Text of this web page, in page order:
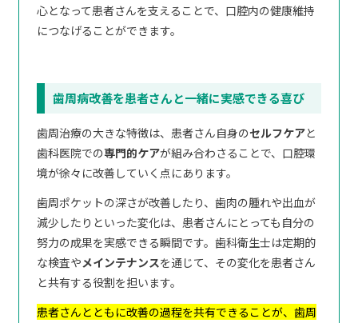
心となって患者さんを支えることで、口腔内の健康維持
につなげることができます。
歯周病改善を患者さんと一緒に実感できる喜び
歯周治療の大きな特徴は、患者さん自身のセルフケアと
歯科医院での専門的ケアが組み合わさることで、口腔環
境が徐々に改善していく点にあります。
歯周ポケットの深さが改善したり、歯肉の腫れや出血が
減少したりといった変化は、患者さんにとっても自分の
努力の成果を実感できる瞬間です。歯科衛生士は定期的
な検査やメインテナンスを通じて、その変化を患者さん
と共有する役割を担います。
患者さんとともに改善の過程を共有できることが、歯周